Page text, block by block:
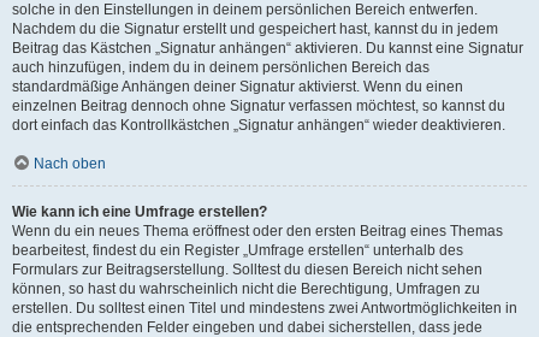
solche in den Einstellungen in deinem persönlichen Bereich entwerfen.
Nachdem du die Signatur erstellt und gespeichert hast, kannst du in jedem
Beitrag das Kästchen „Signatur anhängen“ aktivieren. Du kannst eine Signatur
auch hinzufügen, indem du in deinem persönlichen Bereich das
standardmäßige Anhängen deiner Signatur aktivierst. Wenn du einen
einzelnen Beitrag dennoch ohne Signatur verfassen möchtest, so kannst du
dort einfach das Kontrollkästchen „Signatur anhängen“ wieder deaktivieren.
Nach oben
Wie kann ich eine Umfrage erstellen?
Wenn du ein neues Thema eröffnest oder den ersten Beitrag eines Themas
bearbeitest, findest du ein Register „Umfrage erstellen“ unterhalb des
Formulars zur Beitragserstellung. Solltest du diesen Bereich nicht sehen
können, so hast du wahrscheinlich nicht die Berechtigung, Umfragen zu
erstellen. Du solltest einen Titel und mindestens zwei Antwortmöglichkeiten in
die entsprechenden Felder eingeben und dabei sicherstellen, dass jede